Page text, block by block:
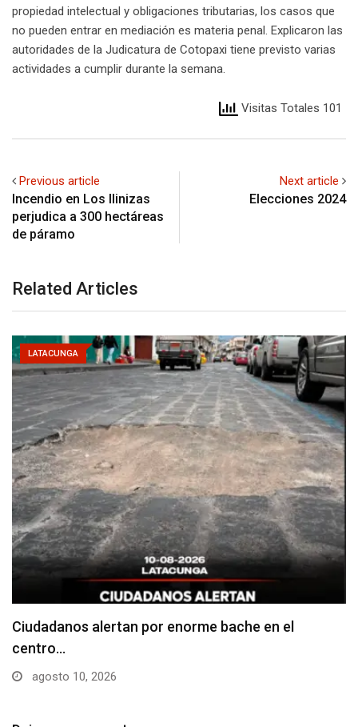
propiedad intelectual y obligaciones tributarias, los casos que
no pueden entrar en mediación es materia penal. Explicaron las
autoridades de la Judicatura de Cotopaxi tiene previsto varias
actividades a cumplir durante la semana.
Visitas Totales 101
Previous article
Incendio en Los Ilinizas
perjudica a 300 hectáreas
de páramo
Next article
Elecciones 2024
Related Articles
LATACUNGA
Denuncian falta de señalización en zonas de
estacionamiento…
agosto 10, 2026